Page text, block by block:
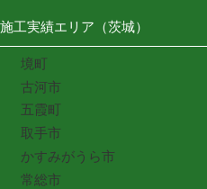
施工実績エリア（茨城）
境町
古河市
五霞町
取手市
かすみがうら市
常総市